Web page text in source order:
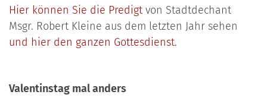
Hier können Sie die Predigt von Stadtdechant
Msgr. Robert Kleine aus dem letzten Jahr sehen
und hier den ganzen Gottesdienst.
Valentinstag mal anders